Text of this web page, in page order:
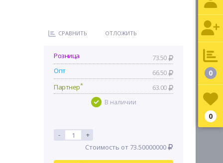
СРАВНИТЬ ОТЛОЖИТЬ
Розница
73.50
Опт
66.50
Партнер* 63.00
В наличии
-
+
Стоимость от 73.50000000
0
0